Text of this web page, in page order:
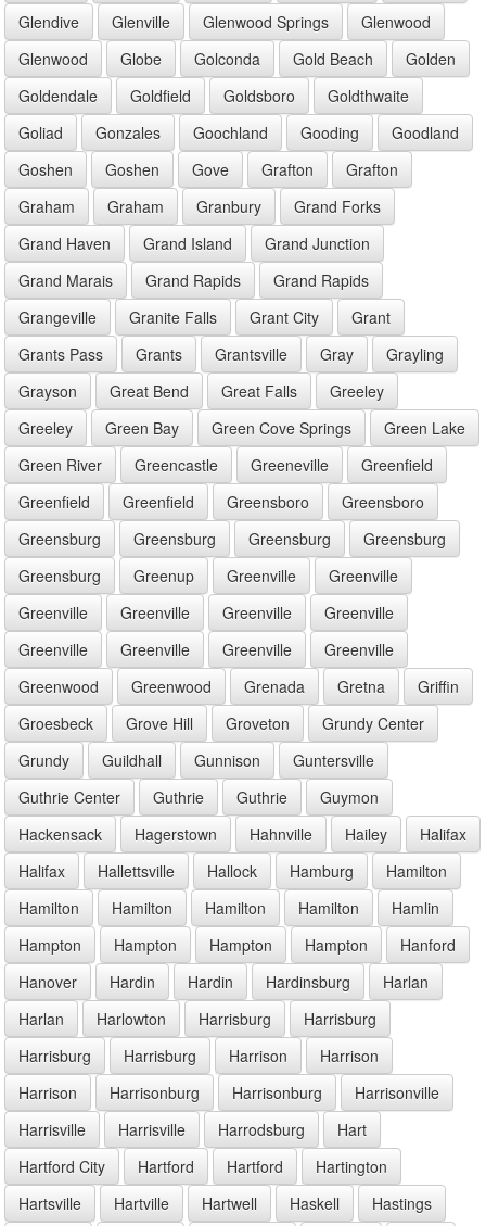
Glendive
Glenville Glenwood Springs
Glenwood
Glenwood
Globe Golconda Gold Beach
Golden
Goldendale
Goldfield Goldsboro
Goldthwaite
Goliad
Gonzales Goochland Gooding
Goodland
Goshen
Goshen Gove Grafton
Grafton
Graham
Graham Granbury
Grand Forks
Grand Haven
Grand Island
Grand Junction
Grand Marais
Grand Rapids
Grand Rapids
Grangeville
Granite Falls Grant City
Grant
Grants Pass
Grants Grantsville Gray
Grayling
Grayson
Great Bend Great Falls
Greeley
Greeley
Green Bay Green Cove Springs
Green Lake
Green River
Greencastle Greeneville
Greenfield
Greenfield
Greenfield Greensboro
Greensboro
Greensburg
Greensburg Greensburg
Greensburg
Greensburg
Greenup Greenville
Greenville
Greenville
Greenville Greenville
Greenville
Greenville
Greenville Greenville
Greenville
Greenwood
Greenwood Grenada Gretna
Griffin
Groesbeck
Grove Hill Groveton
Grundy Center
Grundy
Guildhall Gunnison
Guntersville
Guthrie Center
Guthrie Guthrie
Guymon
Hackensack
Hagerstown Hahnville Hailey
Halifax
Halifax
Hallettsville Hallock Hamburg
Hamilton
Hamilton
Hamilton Hamilton Hamilton
Hamlin
Hampton
Hampton Hampton Hampton
Hanford
Hanover
Hardin Hardin Hardinsburg
Harlan
Harlan
Harlowton Harrisburg
Harrisburg
Harrisburg
Harrisburg Harrison
Harrison
Harrison
Harrisonburg Harrisonburg
Harrisonville
Harrisville
Harrisville Harrodsburg
Hart
Hartford City
Hartford Hartford
Hartington
Hartsville
Hartville Hartwell Haskell
Hastings